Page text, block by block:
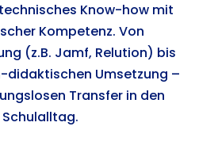
Know-how mit
Kompetenz. Von
(z.B. Jamf, Relution) bis
didaktischen Umsetzung –
Transfer in den
Schulalltag.